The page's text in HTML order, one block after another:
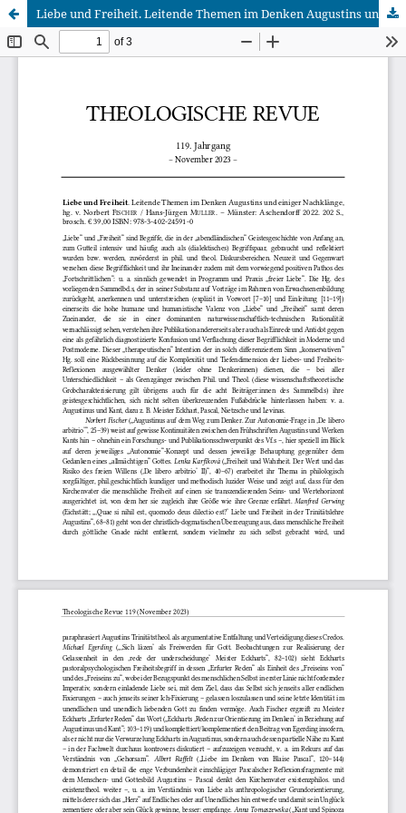
Liebe und Freiheit. Leitende Themen im Denken Augustins und einiger Nachklänge, hg. v. Norbert Fischer / Hans-Jürgen Müller